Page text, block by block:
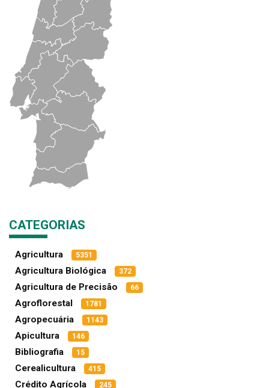
CATEGORIAS
Agricultura 5351
Agricultura Biológica 372
Agricultura de Precisão 66
Agroflorestal 1781
Agropecuária 1143
Apicultura 146
Bibliografia 15
Cerealicultura 415
Crédito Agrícola 245